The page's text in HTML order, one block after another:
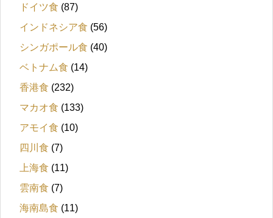
ドイツ食 (87)
インドネシア食 (56)
シンガポール食 (40)
ベトナム食 (14)
香港食 (232)
マカオ食 (133)
アモイ食 (10)
四川食 (7)
上海食 (11)
雲南食 (7)
海南島食 (11)